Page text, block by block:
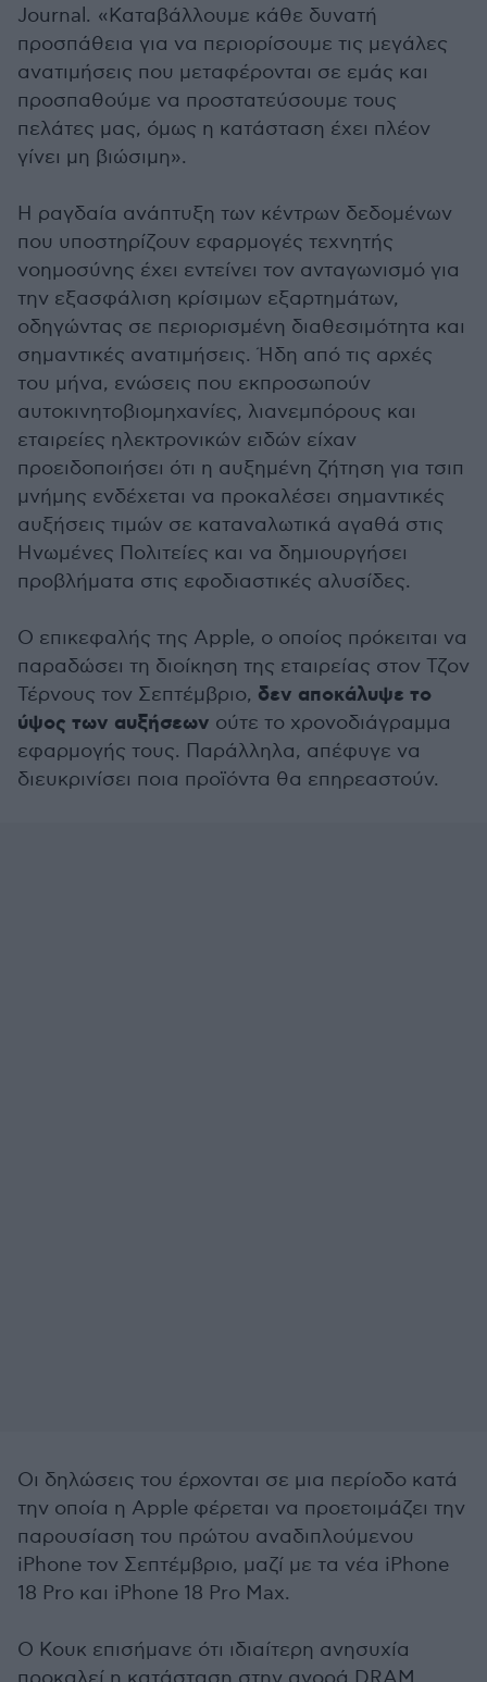
Journal. «Καταβάλλουμε κάθε δυνατή
προσπάθεια για να περιορίσουμε τις μεγάλες
ανατιμήσεις που μεταφέρονται σε εμάς και
προσπαθούμε να προστατεύσουμε τους
πελάτες μας, όμως η κατάσταση έχει πλέον
γίνει μη βιώσιμη».
Η ραγδαία ανάπτυξη των κέντρων δεδομένων
που υποστηρίζουν εφαρμογές τεχνητής
νοημοσύνης έχει εντείνει τον ανταγωνισμό για
την εξασφάλιση κρίσιμων εξαρτημάτων,
οδηγώντας σε περιορισμένη διαθεσιμότητα και
σημαντικές ανατιμήσεις. Ήδη από τις αρχές
του μήνα, ενώσεις που εκπροσωπούν
αυτοκινητοβιομηχανίες, λιανεμπόρους και
εταιρείες ηλεκτρονικών ειδών είχαν
προειδοποιήσει ότι η αυξημένη ζήτηση για τσιπ
μνήμης ενδέχεται να προκαλέσει σημαντικές
αυξήσεις τιμών σε καταναλωτικά αγαθά στις
Ηνωμένες Πολιτείες και να δημιουργήσει
προβλήματα στις εφοδιαστικές αλυσίδες.
Ο επικεφαλής της Apple, ο οποίος πρόκειται να
παραδώσει τη διοίκηση της εταιρείας στον Τζον
Τέρνους τον Σεπτέμβριο, δεν αποκάλυψε το
ύψος των αυξήσεων ούτε το χρονοδιάγραμμα
εφαρμογής τους. Παράλληλα, απέφυγε να
διευκρινίσει ποια προϊόντα θα επηρεαστούν.
Οι δηλώσεις του έρχονται σε μια περίοδο κατά
την οποία η Apple φέρεται να προετοιμάζει την
παρουσίαση του πρώτου αναδιπλούμενου
iPhone τον Σεπτέμβριο, μαζί με τα νέα iPhone
18 Pro και iPhone 18 Pro Max.
Ο Κουκ επισήμανε ότι ιδιαίτερη ανησυχία